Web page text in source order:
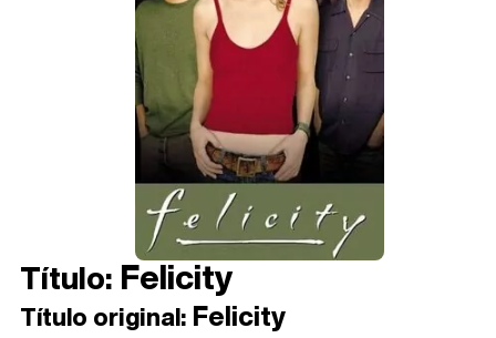
Título: Felicity
Título original: Felicity